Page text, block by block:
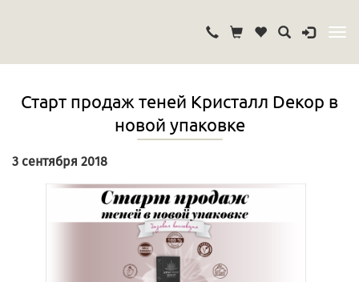
Старт продаж теней Кристалл Dекор в
новой упаковке
3 сентября 2018